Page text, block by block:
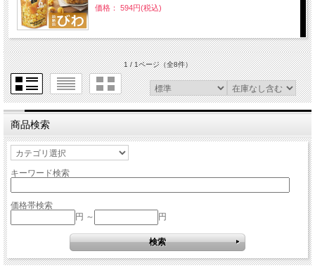
価格： 594円(税込)
1 / 1ページ（全8件）
商品検索
キーワード検索
価格帯検索
円 ～
円